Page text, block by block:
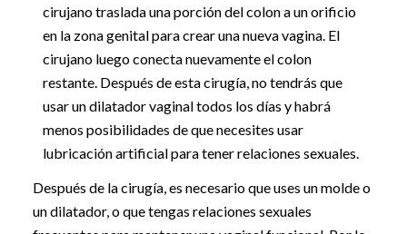
cirujano traslada una porción del colon a un orificio
en la zona genital para crear una nueva vagina. El
cirujano luego conecta nuevamente el colon
restante. Después de esta cirugía, no tendrás que
usar un dilatador vaginal todos los días y habrá
menos posibilidades de que necesites usar
lubricación artificial para tener relaciones sexuales.
Después de la cirugía, es necesario que uses un molde o
un dilatador, o que tengas relaciones sexuales